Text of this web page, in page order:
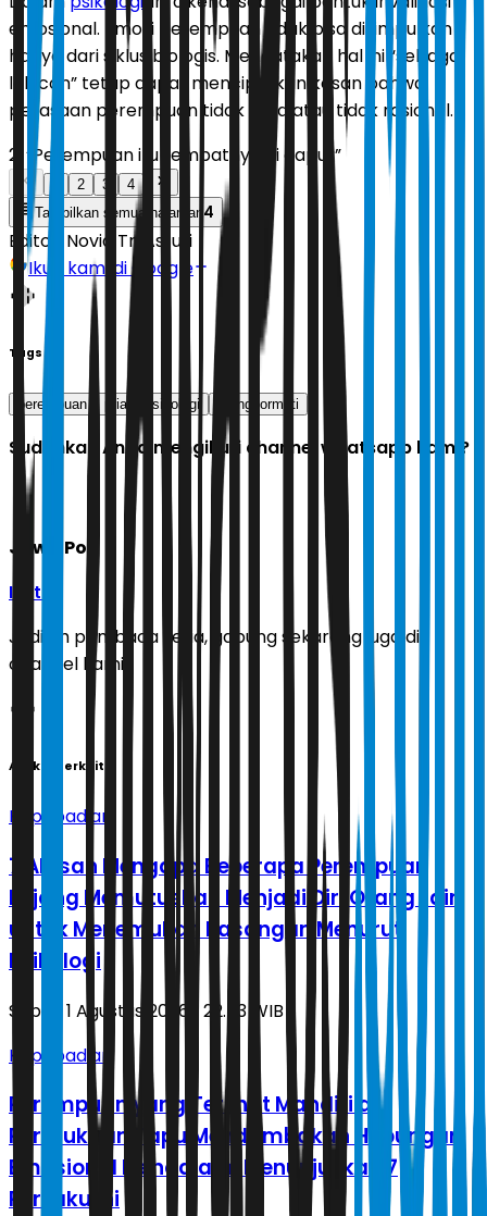
emosional. Emosi perempuan tidak bisa disimpulkan
hanya dari siklus biologis. Mengatakan hal ini “sebagai
lelucon” tetap dapat menciptakan kesan bahwa
perasaan perempuan tidak valid atau tidak rasional.
2. “Perempuan itu tempatnya di dapur”
2 3
4
Tampilkan semua halaman 4
Editor: Novia Tri Astuti
Ikuti kami di Google
Tags
perempuan pria psikologi menghormati
Sudahkah Anda mengikuti channel whatsapp kami?
Jawa Pos
Ikuti
Jadilah pembaca setia, gabung sekarang juga di
channel kami!
Artikel Terkait
Kepribadian
7 Alasan Mengapa Beberapa Perempuan
Lajang Memutuskan Menjadi Diri Orang Lain
untuk Menemukan Pasangan Menurut
Psikologi
Sabtu, 1 Agustus 2026 | 22.53 WIB
Kepribadian
Perempuan yang Terlihat Mandiri di
Permukaan Tapu Mendambakan Hubungan
Emosional Mendalam, Menunjukkan 7
Perilaku Ini